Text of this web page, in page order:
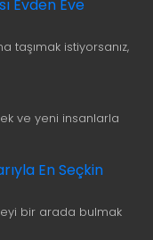
Evden Eve
taşımak istiyorsanız,
ve yeni insanlarla
En Seçkin
bir arada bulmak